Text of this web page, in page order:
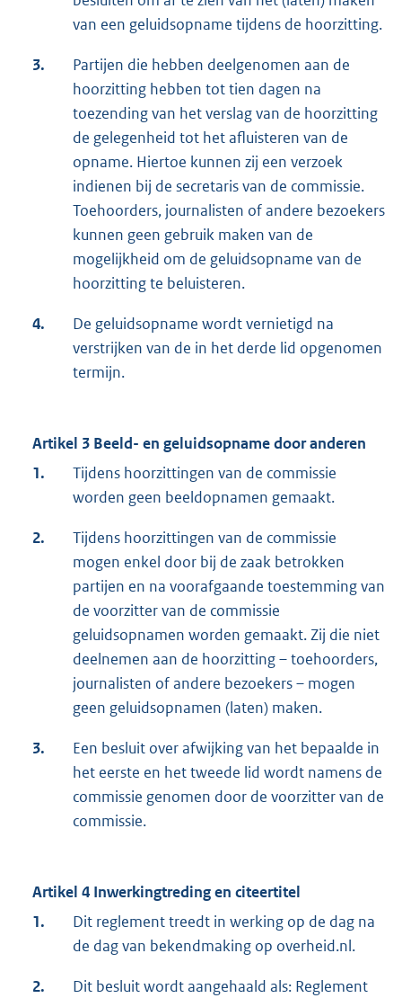
van een geluidsopname tijdens de hoorzitting.
3.
Partijen die hebben deelgenomen aan de
hoorzitting hebben tot tien dagen na
toezending van het verslag van de hoorzitting
de gelegenheid tot het afluisteren van de
opname. Hiertoe kunnen zij een verzoek
indienen bij de secretaris van de commissie.
Toehoorders, journalisten of andere bezoekers
kunnen geen gebruik maken van de
mogelijkheid om de geluidsopname van de
hoorzitting te beluisteren.
4.
De geluidsopname wordt vernietigd na
verstrijken van de in het derde lid opgenomen
termijn.
Artikel 3 Beeld- en geluidsopname door anderen
1.
Tijdens hoorzittingen van de commissie
worden geen beeldopnamen gemaakt.
2.
Tijdens hoorzittingen van de commissie
mogen enkel door bij de zaak betrokken
partijen en na voorafgaande toestemming van
de voorzitter van de commissie
geluidsopnamen worden gemaakt. Zij die niet
deelnemen aan de hoorzitting – toehoorders,
journalisten of andere bezoekers – mogen
geen geluidsopnamen (laten) maken.
3.
Een besluit over afwijking van het bepaalde in
het eerste en het tweede lid wordt namens de
commissie genomen door de voorzitter van de
commissie.
Artikel 4 Inwerkingtreding en citeertitel
1.
Dit reglement treedt in werking op de dag na
de dag van bekendmaking op overheid.nl.
2.
Dit besluit wordt aangehaald als: Reglement